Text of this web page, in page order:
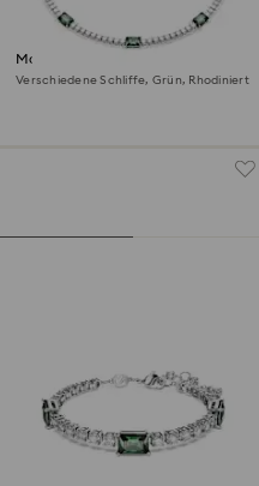
Matrix Tennis Halskette
Verschiedene Schliffe, Grün, Rhodiniert